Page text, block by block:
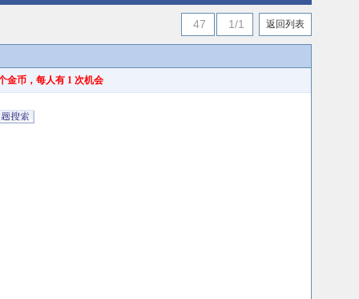
47 1/1 返回列表
金币，每人有 1 次机会